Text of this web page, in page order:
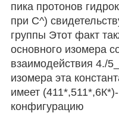
пика протонов
при С^)
группы Этот факт
основного изомера
взаимодействия 4./
изомера эта
имеет
конфигурацию